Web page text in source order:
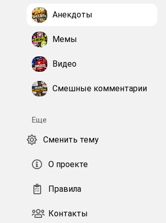
Анекдоты
Мемы
Видео
Смешные комментарии
Еще
Сменить тему
О проекте
Правила
Контакты